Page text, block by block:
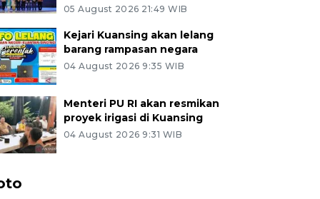
05 August 2026 21:49 WIB
Kejari Kuansing akan lelang
barang rampasan negara
04 August 2026 9:35 WIB
Menteri PU RI akan resmikan
proyek irigasi di Kuansing
04 August 2026 9:31 WIB